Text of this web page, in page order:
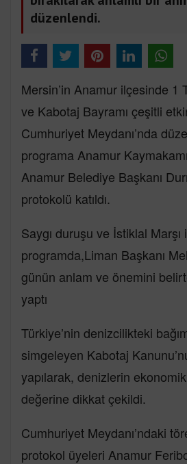
düzenlendi.
Mersin’in Anamur ilçesinde 1
ve Kabotaj Bayramı çeşitli
Cumhuriyet Meydanı’nda
programa Anamur
Anamur Belediye Başkanı
protokolü katıldı.
Saygı duruşu ve İstiklal
programda,Liman Başkanı
günün anlam ve önemini
yaptı
Türkiye’nin denizcilikteki
simgeleyen Kabotaj
yapılarak, denizlerin
değerine dikkat çekildi.
Cumhuriyet Meydanı’ndaki
protokol üyeleri Anamur